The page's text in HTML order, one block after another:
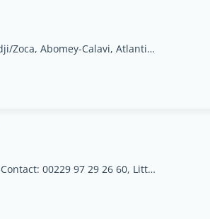
Lot 37 Pacelle K, Fandji/Zoca, Abomey-Calavi, Atlantique
Cotonou (Bénin), Quartier: Fidjrossè AdjahaContact: 00229 97 29 26 60, Littoral